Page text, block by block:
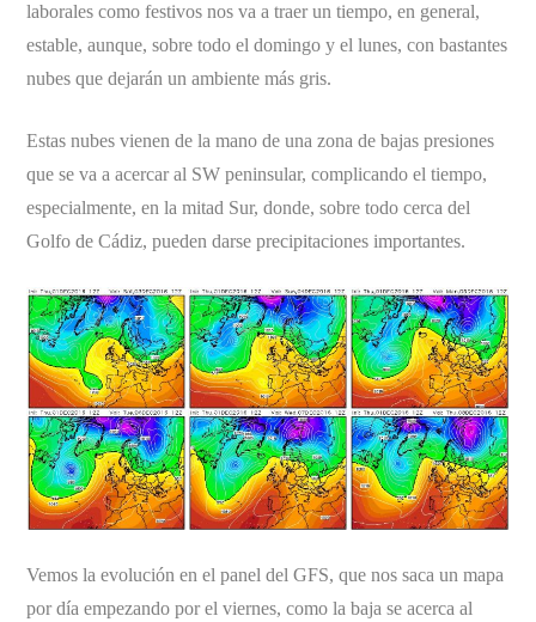
laborales como festivos nos va a traer un tiempo, en general,
estable, aunque, sobre todo el domingo y el lunes, con bastantes
nubes que dejarán un ambiente más gris.
Estas nubes vienen de la mano de una zona de bajas presiones
que se va a acercar al SW peninsular, complicando el tiempo,
especialmente, en la mitad Sur, donde, sobre todo cerca del
Golfo de Cádiz, pueden darse precipitaciones importantes.
Vemos la evolución en el panel del GFS, que nos saca un mapa
por día empezando por el viernes, como la baja se acerca al